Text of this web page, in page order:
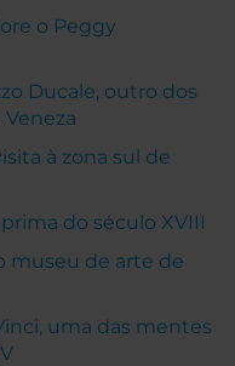
o Peggy
Ducale, outro dos
à zona sul de
do século XVIII
museu de arte de
uma das mentes